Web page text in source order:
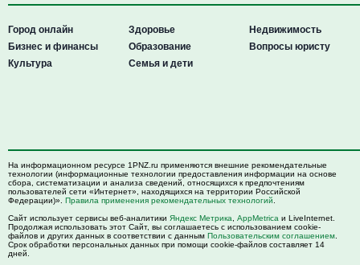
Город онлайн
Бизнес и финансы
Культура
Здоровье
Образование
Семья и дети
Недвижимость
Вопросы юристу
На информационном ресурсе 1PNZ.ru применяются внешние рекомендательные
технологии (информационные технологии предоставления информации на основе
сбора, систематизации и анализа сведений, относящихся к предпочтениям
пользователей сети «Интернет», находящихся на территории Российской
Федерации)». Правила применения рекомендательных технологий
Сайт использует сервисы веб-аналитики Яндекс Метрика AppMetrica и LiveInternet.
Продолжая использовать этот Сайт, вы соглашаетесь с использованием cookie-
файлов и других данных в соответствии с данным Пользовательским соглашением
Срок обработки персональных данных при помощи cookie-файлов составляет 14
дней.